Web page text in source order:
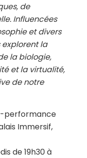
de
Influencées
et divers
la
la biologie,
et la virtualité,
de notre
performance
Immersif,
de 19h30 à